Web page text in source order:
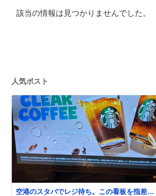
該当の情報は見つかりませんでした。
人気ポスト
空港のスタバでレジ待ち。この看板を指差し